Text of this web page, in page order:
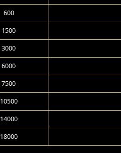
600
1500
3000
6000
7500
10500
14000
18000